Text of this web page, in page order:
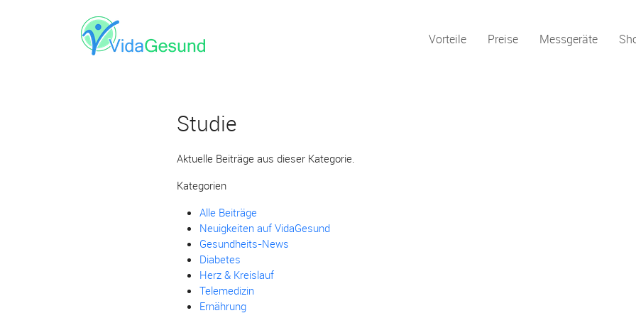
Vorteile Preise Messgeräte
Studie
Aktuelle Beiträge aus dieser Kategorie.
Kategorien
Alle Beiträge
Neuigkeiten auf VidaGesund
Gesundheits-News
Diabetes
Herz & Kreislauf
Telemedizin
Ernährung